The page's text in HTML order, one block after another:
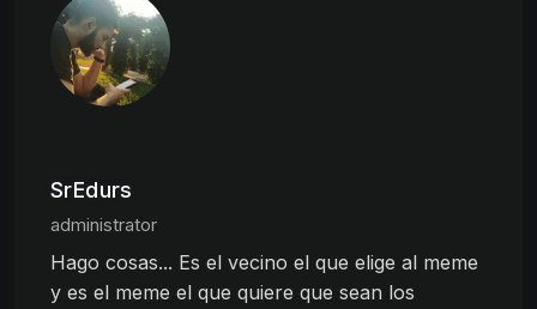
SrEdurs
administrator
Hago cosas... Es el vecino el que elige al meme
y es el meme el que quiere que sean los